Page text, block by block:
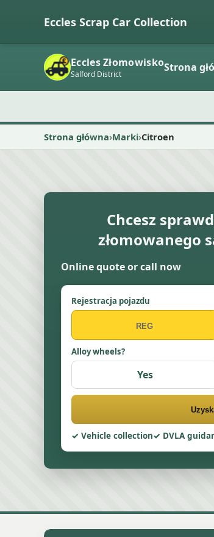
Eccles Scrap Car Collection
Eccles Złomowisko
Salford District Strona
Strona główna Marki Citroen
Chcesz
złomowanego
Online quote or call now
Rejestracja pojazdu
Alloy wheels?
Yes
Vehicle collection DVLA